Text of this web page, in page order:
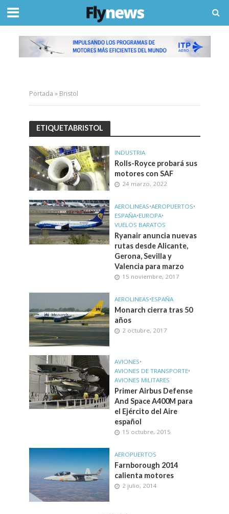
Portada » Bristol
ETIQUETABRISTOL
INDUSTRIA
Rolls-Royce probará sus
motores con SAF
24 marzo, 2022
AEROLINEAS•AEROPUERTOS•
ESPAÑA•EUROPA•
VUELOS BARATOS
Ryanair anuncia nuevas
rutas desde Alicante,
Gerona, Sevilla y
Valencia para marzo
15 noviembre, 2017
AEROLINEAS•ESPAÑA
Monarch cierra tras 50
años
2 octubre, 2017
AVIONES•
AVIONES DE TRANSPORTE•
AVIONES MILITARES
Primer Airbus Defense
And Space A400M para
el Ejército del Aire
español
15 octubre, 2015
AEROPUERTOS
Farnborough 2014
calienta motores
2 julio, 2014